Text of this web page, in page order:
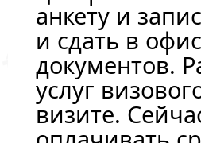
анкету и
и сдать в
документов.
услуг
визите.